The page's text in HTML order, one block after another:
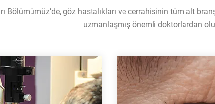
Bölümümüz’de, göz hastalıkları ve cerrahisinin tüm alt
uzmanlaşmış önemli doktorlardan